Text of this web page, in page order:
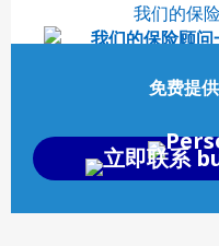
我们的保
免费提